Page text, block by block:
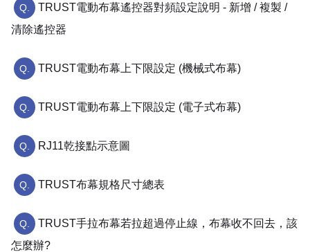
TRUST電動布幕遙控器對頻設定說明 - 新增 / 複製 /
清除遙控器
TRUST電動布幕上下限設定 (機械式布幕)
TRUST電動布幕上下限設定 (電子式布幕)
RJ11乾接點示意圖
TRUST布幕規格尺寸總表
TRUST手拉布幕若拉超過停止線，布幕收不回去，該
怎麼辦?